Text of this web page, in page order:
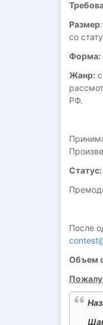
Размер
со
Форма:
Жанр:
РФ.
Статус:
После
Объем